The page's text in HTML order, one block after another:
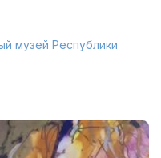
музей Республики